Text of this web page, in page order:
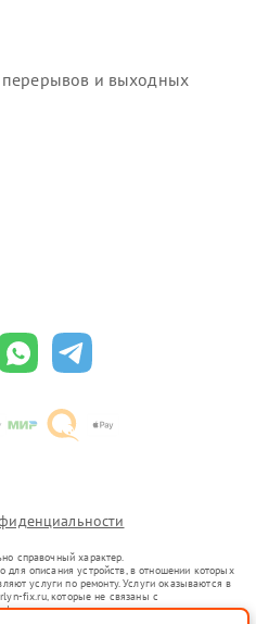
и выходных
справочный характер.
для описания устройств, в отношении которых
услуги по ремонту. Услуги оказываются в
fix.ru, которые не связаны с
представителями.